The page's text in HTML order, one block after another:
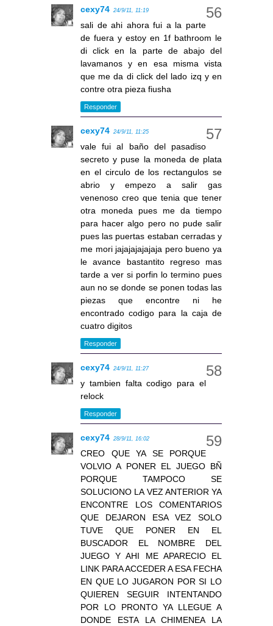
cexy74 24/9/11, 11:19
sali de ahi ahora fui a la parte
de fuera y estoy en 1f bathroom le
di click en la parte de abajo del
lavamanos y en esa misma vista
que me da di click del lado izq y en
contre otra pieza fiusha
Responder
cexy74 24/9/11, 11:25
vale fui al baño del pasadiso
secreto y puse la moneda de plata
en el circulo de los rectangulos se
abrio y empezo a salir gas
venenoso creo que tenia que tener
otra moneda pues me da tiempo
para hacer algo pero no pude salir
pues las puertas estaban cerradas y
me mori jajajajajajaja pero bueno ya
le avance bastantito regreso mas
tarde a ver si porfin lo termino pues
aun no se donde se ponen todas las
piezas que encontre ni he
encontrado codigo para la caja de
cuatro digitos
Responder
cexy74 24/9/11, 11:27
y tambien falta codigo para el
relock
Responder
cexy74 28/9/11, 16:02
CREO QUE YA SE PORQUE
VOLVIO A PONER EL JUEGO BÑ
PORQUE TAMPOCO SE
SOLUCIONO LA VEZ ANTERIOR YA
ENCONTRE LOS COMENTARIOS
QUE DEJARON ESA VEZ SOLO
TUVE QUE PONER EN EL
BUSCADOR EL NOMBRE DEL
JUEGO Y AHI ME APARECIO EL
LINK PARA ACCEDER A ESA FECHA
EN QUE LO JUGARON POR SI LO
QUIEREN SEGUIR INTENTANDO
POR LO PRONTO YA LLEGUE A
DONDE ESTA LA CHIMENEA LA